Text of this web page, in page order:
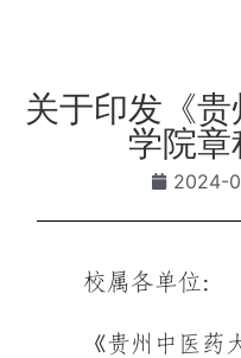
关于印发《
学院
2024-
校属各单位：
《贵州中医药